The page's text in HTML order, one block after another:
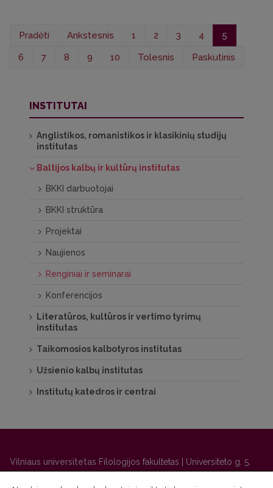
Pradėti Ankstesnis 1 2 3 4
5
6
7 8 9 10 Tolesnis Paskutinis
INSTITUTAI
Anglistikos, romanistikos ir klasikinių studijų
institutas
Baltijos kalbų ir kultūrų institutas
BKKI darbuotojai
BKKI struktūra
Projektai
Naujienos
Renginiai ir seminarai
Konferencijos
Literatūros, kultūros ir vertimo tyrimų
institutas
Taikomosios kalbotyros institutas
Užsienio kalbų institutas
Institutų katedros ir centrai
Vilniaus universitetas Filologijos fakultetas | Universiteto g. 5,
LT-01131 Vilnius